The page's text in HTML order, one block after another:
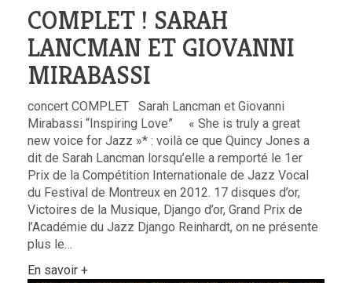
COMPLET ! SARAH
LANCMAN ET GIOVANNI
MIRABASSI
concert COMPLET Sarah Lancman et Giovanni
Mirabassi “Inspiring Love” « She is truly a great
new voice for Jazz »* : voilà ce que Quincy Jones a
dit de Sarah Lancman lorsqu’elle a remporté le 1er
Prix de la Compétition Internationale de Jazz Vocal
du Festival de Montreux en 2012. 17 disques d’or,
Victoires de la Musique, Django d’or, Grand Prix de
l’Académie du Jazz Django Reinhardt, on ne présente
plus le…
En savoir +